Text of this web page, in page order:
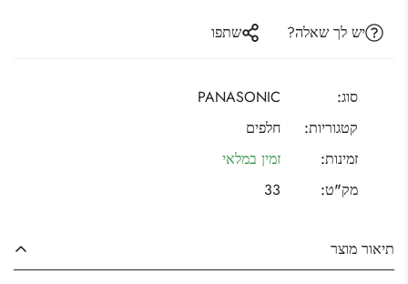
יש לך שאלה? שתפו
סוג:
PANASONIC
קטגוריות:
חלפים
זמינות:
זמין במלאי
מק"ט:
33
תיאור מוצר